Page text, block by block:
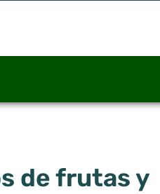
de frutas y